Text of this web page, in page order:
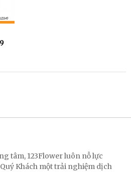
tâm, 123Flower luôn nỗ lực
Khách một trải nghiệm dịch